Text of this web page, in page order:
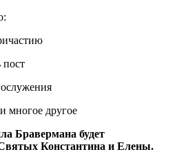
пост
многое другое
Бравермана будет
Константина и Елены.